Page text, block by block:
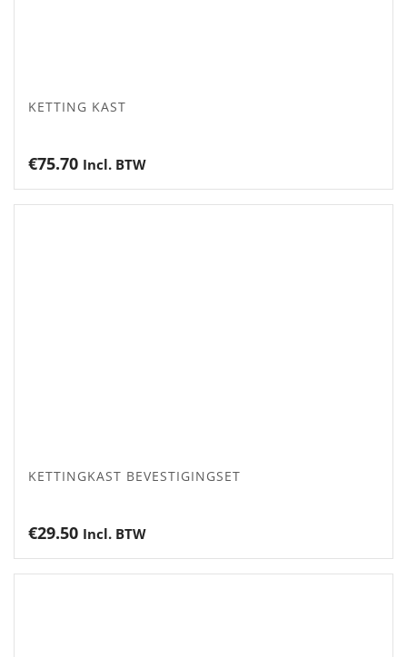
KETTING KAST
€75.70 Incl. BTW
KETTINGKAST BEVESTIGINGSET
€29.50 Incl. BTW